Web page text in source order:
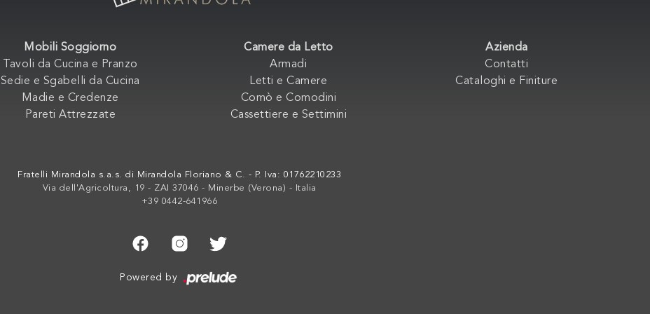
Mobili Soggiorno
Tavoli da Cucina e Pranzo
Sedie e Sgabelli da Cucina
Madie e Credenze
Pareti Attrezzate
Camere da Letto
Armadi
Letti e Camere
Comò e Comodini
Cassettiere e Settimini
Azienda
Contatti
Cataloghi e Finiture
Fratelli Mirandola s.a.s. di Mirandola Floriano & C. - P. Iva: 01762210233
Via dell'Agricoltura, 19 - ZAI 37046 - Minerbe (Verona) - Italia
+39 0442-641966
Powered by